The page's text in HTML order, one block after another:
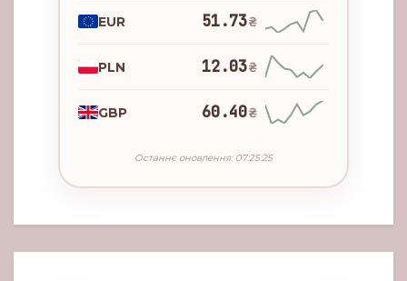
EUR 51.73₴
PLN 12.03₴
GBP 60.40₴
Останнє оновлення: 07:25:25